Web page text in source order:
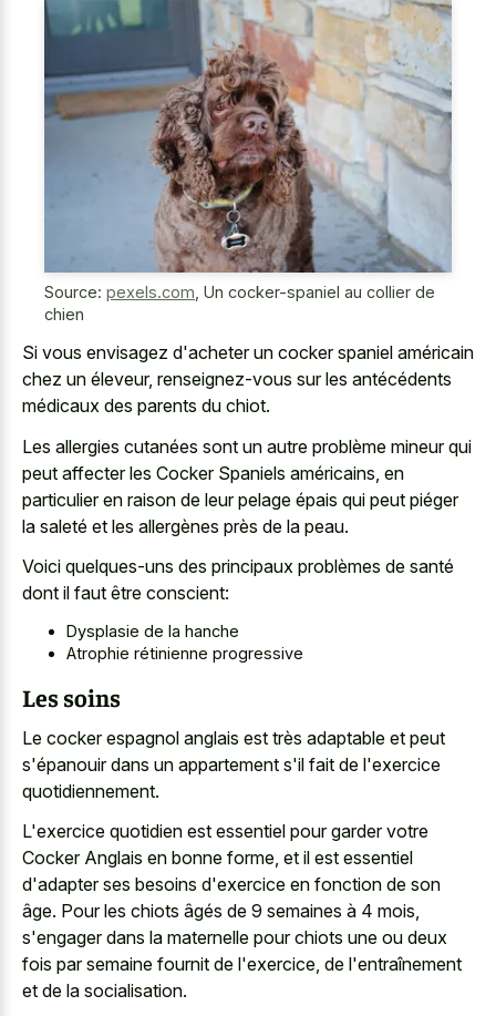
Source: pexels.com Un cocker-spaniel au collier de
chien
Si vous envisagez d'acheter un cocker spaniel américain
chez un éleveur, renseignez-vous sur les antécédents
médicaux des parents du chiot.
Les allergies cutanées sont un autre problème mineur qui
peut affecter les Cocker Spaniels américains, en
particulier en raison de leur pelage épais qui peut piéger
la saleté et les allergènes près de la peau.
Voici quelques-uns des principaux problèmes de santé
dont il faut être conscient:
Dysplasie de la hanche
Atrophie rétinienne progressive
Les soins
Le cocker espagnol anglais est très adaptable et peut
s'épanouir dans un appartement s'il fait de l'exercice
quotidiennement.
L'exercice quotidien est essentiel pour garder votre
Cocker Anglais en bonne forme, et il est essentiel
d'adapter ses besoins d'exercice en fonction de son
âge. Pour les chiots âgés de 9 semaines à 4 mois,
s'engager dans la maternelle pour chiots une ou deux
fois par semaine fournit de l'exercice, de l'entraînement
et de la socialisation.